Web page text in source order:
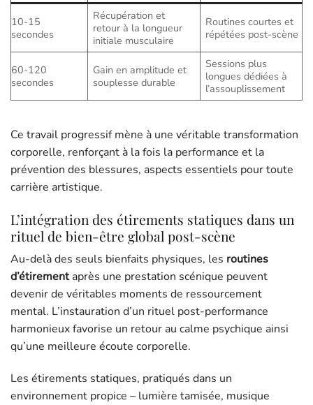
10-15
secondes
Récupération et
retour à la longueur
initiale musculaire
Routines courtes et
répétées post-scène
60-120
secondes
Gain en amplitude et
souplesse durable
Sessions plus
longues dédiées à
l’assouplissement
Ce travail progressif mène à une véritable transformation
corporelle, renforçant à la fois la performance et la
prévention des blessures, aspects essentiels pour toute
carrière artistique.
L’intégration des étirements statiques dans un
rituel de bien-être global post-scène
Au-delà des seuls bienfaits physiques, les routines
d’étirementaprès une prestation scénique peuvent
devenir de véritables moments de ressourcement
mental. L’instauration d’un rituel post-performance
harmonieux favorise un retour au calme psychique ainsi
qu’une meilleure écoute corporelle.
Les étirements statiques, pratiqués dans un
environnement propice – lumière tamisée, musique